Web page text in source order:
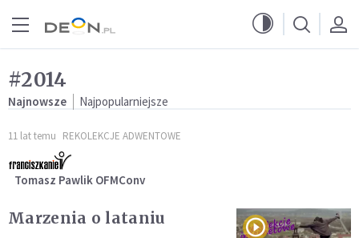
#2014
Najnowsze Najpopularniejsze
11 lat temu REKOLEKCJE ADWENTOWE
Tomasz Pawlik OFMConv
Marzenia o lataniu